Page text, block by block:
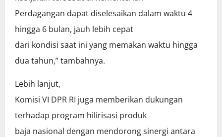
Perdagangan dapat diselesaikan dalam waktu 4
hingga 6 bulan, jauh lebih cepat
dari kondisi saat ini yang memakan waktu hingga
dua tahun,” tambahnya.
Lebih lanjut,
Komisi VI DPR RI juga memberikan dukungan
terhadap program hilirisasi produk
baja nasional dengan mendorong sinergi antara